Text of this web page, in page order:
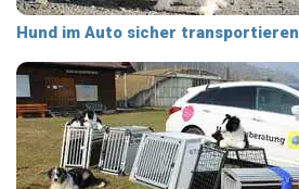
Hund im Auto sicher transportieren